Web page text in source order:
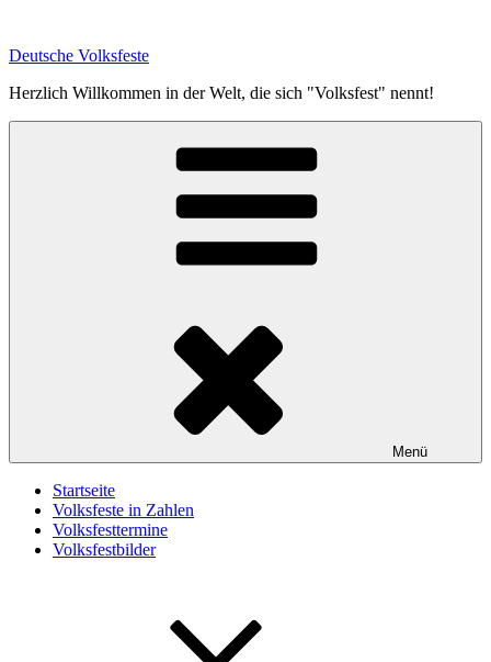
springen
Deutsche Volksfeste
Herzlich Willkommen in der Welt, die sich "Volksfest" nennt!
Menü
Startseite
Volksfeste in Zahlen
Volksfesttermine
Volksfestbilder